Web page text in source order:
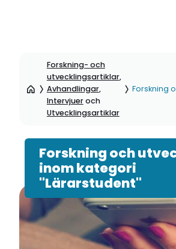
sidinnehåll
Forskning- och
utvecklingsartiklar,
Avhandlingar,
Intervjueroch
Utvecklingsartiklar
Forskning
Forskning och
inom kategori
"Lärarstudent"